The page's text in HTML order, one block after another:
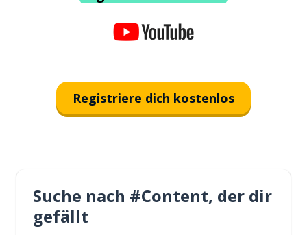
Registriere dich kostenlos
Suche nach #Content, der dir
gefällt